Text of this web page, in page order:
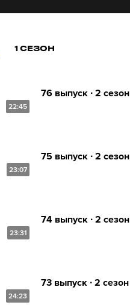
1 СЕЗОН
22:45
76 выпуск ∙ 2 сезон
23:07
75 выпуск ∙ 2 сезон
23:31
74 выпуск ∙ 2 сезон
24:23
73 выпуск ∙ 2 сезон